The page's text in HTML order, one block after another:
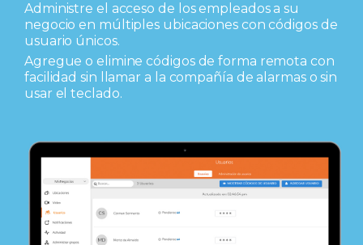
Administre el acceso de los empleados a su
negocio en múltiples ubicaciones con códigos de
usuario únicos.
Agregue o elimine códigos de forma remota con
facilidad sin llamar a la compañía de alarmas o sin
usar el teclado.